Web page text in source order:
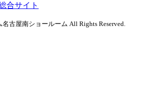
合サイト
古屋南ショールーム All Rights Reserved.